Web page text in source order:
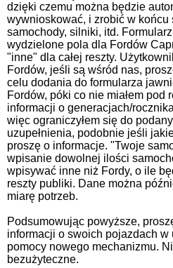
dzięki czemu można będzie
wywnioskować, i zrobić w końcu
samochody, silniki, itd.
wydzielone pola dla Fordów
"inne" dla całej reszty.
Fordów, jeśli są wśród nas,
celu dodania do formularza
Fordów, póki co nie miałem pod
informacji o generacjach/
więc ograniczyłem się do
uzupełnienia, podobnie jeśli
proszę o informacje. "Twoje
wpisanie dowolnej ilości
wpisywać inne niż Fordy, o ile
reszty publiki. Dane można
miarę potrzeb.
Podsumowując powyższe,
informacji o swoich pojazdach
pomocy nowego mechanizmu.
bezużyteczne.